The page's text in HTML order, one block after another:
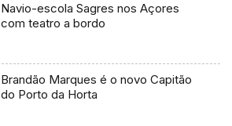
Navio-escola Sagres nos Açores
com teatro a bordo
Brandão Marques é o novo Capitão
do Porto da Horta